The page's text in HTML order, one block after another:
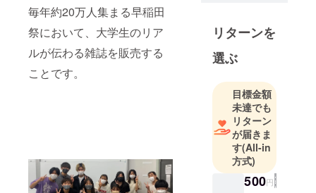
毎年約20万人集まる早稲田
祭において、大学生のリア
ルが伝わる雑誌を販売する
ことです。
売
・各種メ
ディアでの
・東京新聞
掲載
リターンを
選ぶ
目標金額
未達でも
リターン
が届きま
す(All-in
方式)
500円